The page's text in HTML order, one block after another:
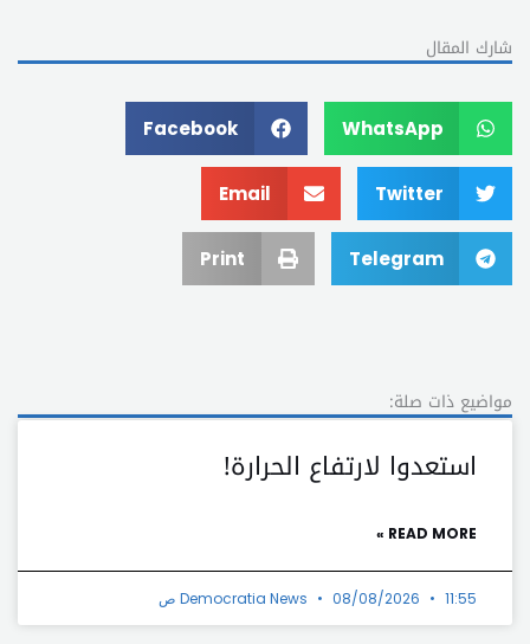
شارك المقال
WhatsApp
Facebook
Twitter
Email
Telegram
Print
مواضيع ذات صلة:
استعدوا لارتفاع الحرارة!
READ MORE »
Democratia News 08/08/2026 11:55 ص